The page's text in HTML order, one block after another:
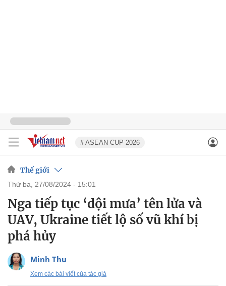
# ASEAN CUP 2026
Thế giới
thứ ba, 27/08/2024 - 15:01
Nga tiếp tục ‘dội mưa’ tên lửa và
UAV, Ukraine tiết lộ số vũ khí bị
phá hủy
Minh Thu
Xem các bài viết của tác giả